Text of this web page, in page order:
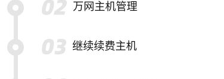
万网主机管理
继续续费主机